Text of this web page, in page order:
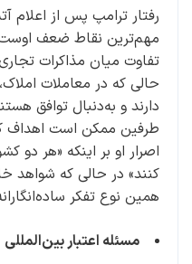
رفتار ترامپ پس از
مهم‌ترین نقاط ضعف
تفاوت میان مذاکرات
حالی که در معاملات
دارند و به‌دنبال توافق
طرفین ممکن است اهداف
اصرار او بر اینکه «هر
کنند» در حالی که شواهد
همین نوع تفکر
مسئله اعتبار بین‌المللی